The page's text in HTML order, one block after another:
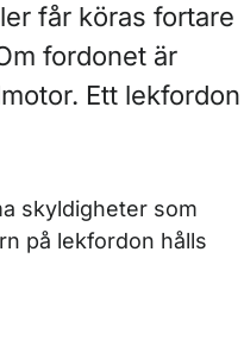
får köras fortare
fordonet är
Ett lekfordon
skyldigheter som
på lekfordon hålls